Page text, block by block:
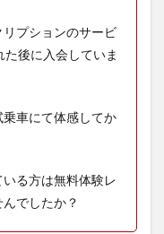
リプションのサービ
後に入会していま
乗車にて体感してか
いる方は無料体験レ
でしたか？